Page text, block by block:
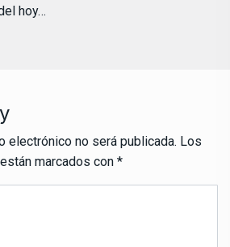
hoy…
electrónico no será publicada. Los
marcados con *